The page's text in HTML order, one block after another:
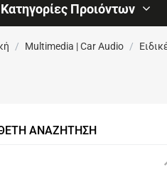
Κατηγορίες Προιόντων
/ Multimedia | Car Audio /
ΑΝΑΖΉΤΗΣΗ